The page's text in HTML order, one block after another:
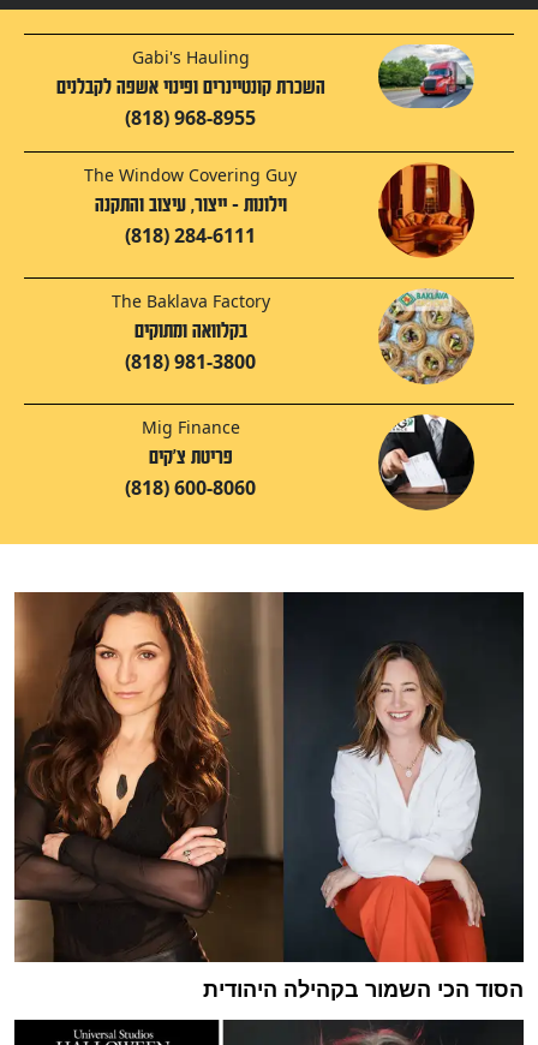
Gabi's Hauling
השכרת קונטיינרים ופינוי אשפה לקבלנים
(818) 968-8955
The Window Covering Guy
וילונות - ייצור, עיצוב והתקנה
(818) 284-6111
The Baklava Factory
בקלוואה ומתוקים
(818) 981-3800
Mig Finance
פריטת צ'קים
(818) 600-8060
הסוד הכי השמור בקהילה היהודית